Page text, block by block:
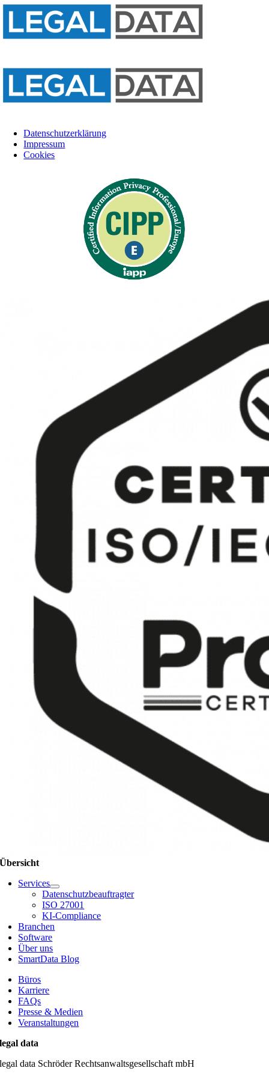
Datenschutzerklärung
Impressum
Cookies
Übersicht
Services
Datenschutzbeauftragter
ISO 27001
KI-Compliance
Branchen
Software
Über uns
SmartData Blog
Büros
Karriere
FAQs
Presse & Medien
Veranstaltungen
legal data
legal data Schröder Rechtsanwaltsgesellschaft mbH